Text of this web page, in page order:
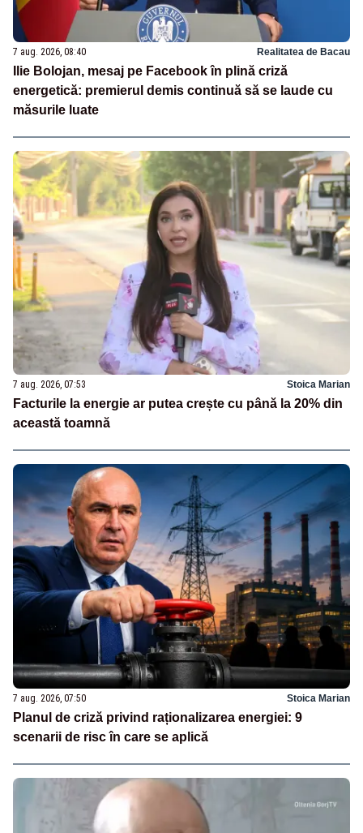
7 aug. 2026, 08:40 Realitatea de Bacau
Ilie Bolojan, mesaj pe Facebook în plină criză
energetică: premierul demis continuă să se laude cu
măsurile luate
7 aug. 2026, 07:53 Stoica Marian
Facturile la energie ar putea crește cu până la 20% din
această toamnă
7 aug. 2026, 07:50 Stoica Marian
Planul de criză privind raționalizarea energiei: 9
scenarii de risc în care se aplică